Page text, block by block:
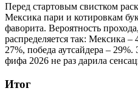
Перед стартовым свистком
Мексика пари и котировкам
фаворита. Вероятность
распределяется так: Мексика
27%, победа аутсайдера –
фифа 2026 не раз дарила
Итог